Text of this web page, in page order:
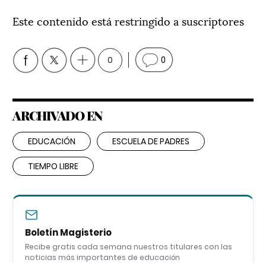
Este contenido está restringido a suscriptores
0 0
ARCHIVADO EN
EDUCACIÓN ESCUELA DE PADRES
TIEMPO LIBRE
Boletín Magisterio
Recibe gratis cada semana nuestros titulares con las
noticias más importantes de educación